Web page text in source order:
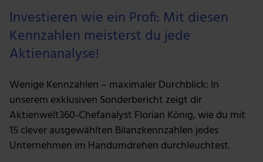
Investieren wie ein Profi: Mit diesen
Kennzahlen meisterst du jede
Aktienanalyse!
Wenige Kennzahlen – maximaler Durchblick: In
unserem exklusiven Sonderbericht zeigt dir
Aktienwelt360-Chefanalyst Florian König, wie du mit
15 clever ausgewählten Bilanzkennzahlen jedes
Unternehmen im Handumdrehen durchleuchtest.